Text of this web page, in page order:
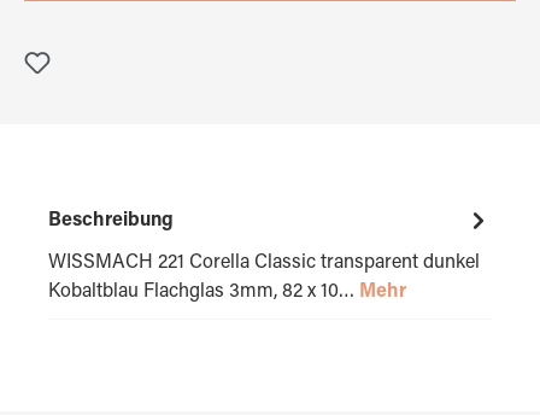
Beschreibung
WISSMACH 221 Corella Classic transparent dunkel
Kobaltblau Flachglas 3mm, 82 x 10… Mehr